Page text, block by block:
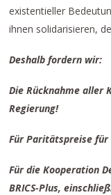
existentieller
ihnen solidarisieren,
Deshalb fordern wir:
Die Rücknahme aller
Regierung!
Für Paritätspreise
Für die Kooperation
BRICS-Plus,